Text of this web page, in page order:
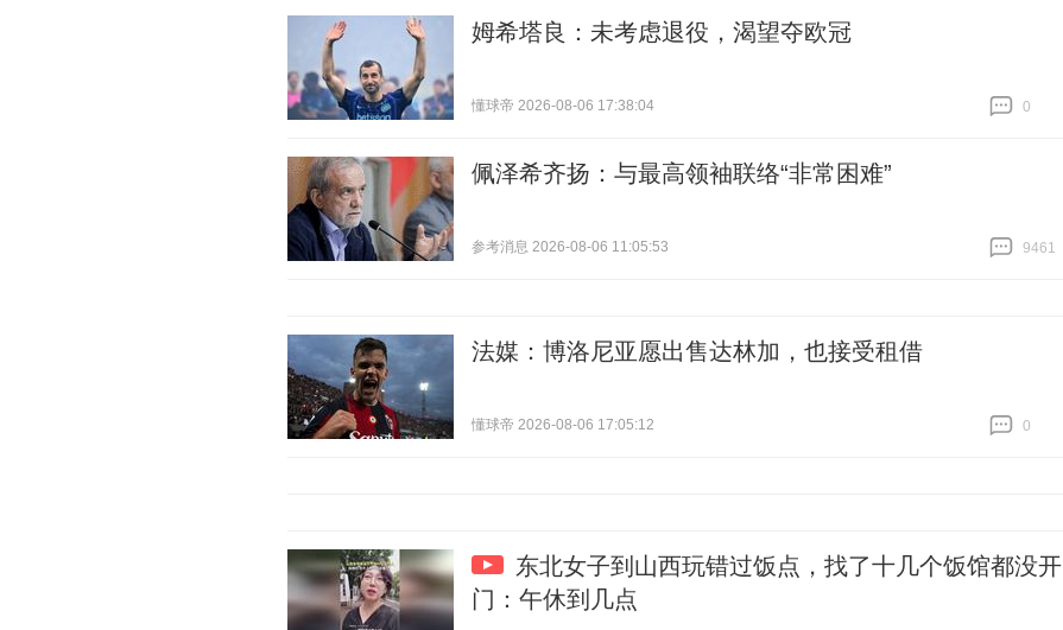
姆希塔良：未考虑退役，渴望夺欧冠
懂球帝 2026-08-06 17:38:04
0
佩泽希齐扬：与最高领袖联络“非常困难”
参考消息 2026-08-06 11:05:53
9461
法媒：博洛尼亚愿出售达林加，也接受租借
懂球帝 2026-08-06 17:05:12
0
东北女子到山西玩错过饭点，找了十几个饭馆都没开
门：午休到几点